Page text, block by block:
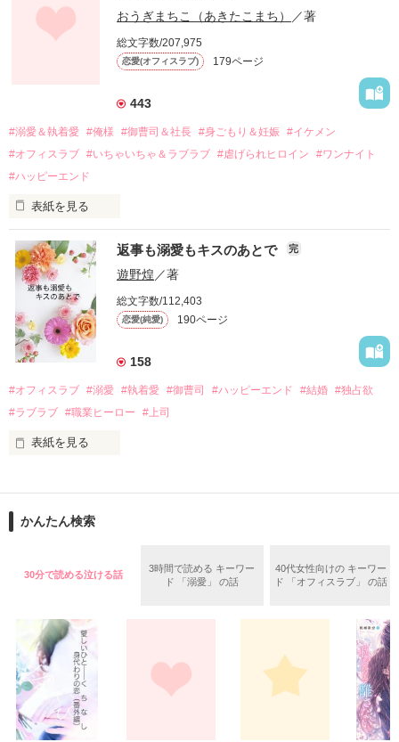
幼なじみの哲平に淡い恋心を抱いていた美桜。
しかし、ある出来事をきっかけに二人の関係は壊れてしまう。
関係修復もできないまま、美桜は両親の離婚によって
引っ越すことになり、哲平とも離れ離れになった。
それから約十二年後。
過去の傷から、二度と会いたくないと思っていた哲平に
運命のような再会を果たす。
酔った勢いで一夜を共にしてしまった。
さらに、美桜が初めてだと知った哲平は
『責任をとる、結婚しよう』と真っ直ぐに告げてきた。
戸惑う美桜とは裏腹に、好きという気持ちを隠すことなく
甘やかしてくる。
そんなある日、哲平は美桜がストーカー被害に
遭っていることを知る。
美桜を守るため、哲平は同居を提案してきて――。
夏木美桜(なつきみお)
鳴海哲平 (なるみてっぺい)
2026.6.5～2026.7.25
＊以前、公開していた話の改稿版です＊
作品を読む
おうぎまちこ（あきたこまち） ／著
総文字数/207,975
恋愛(オフィスラブ) 179ページ
443
#溺愛＆執着愛 #俺様 #御曹司＆社長 #身ごもり＆妊娠 #イケメン
#オフィスラブ #いちゃいちゃ＆ラブラブ #虐げられヒロイン
#ワンナイト
#ハッピーエンド
表紙を見る
おかしな噂を流されて前の職場でうまくいかなかった梅田美
桜は、海外で傷心旅行をしていたところ、日本人美青年と出会
い、酒の勢いもあり一夜限りの関係となる。
帰国後、美桜は新しい職場でワンナイトした美青年と再会。
なんと彼の正体は、とある財閥御曹司にも関わらず、一族を離
れて起業した新進気鋭の実業家、社内でも冷徹だと評判な社長
――御影恭司その人だったのだ――！
なぜか恭司から飼い猫の世話係を命じられた美桜は、猫の世
の関係となってしまい――？
返事も溺愛もキスのあとで 完
遊野煌／著
総文字数/112,403
恋愛(純愛) 190ページ
158
#オフィスラブ #溺愛 #執着愛 #御曹司 #ハッピーエンド #結婚 #独占欲
#ラブラブ #職業ヒーロー #上司
表紙を見る
ションの企画戦略室で働いている。
めた、同期で恋人の石垣守（26）がいるのだが、後輩の姫原由
守と由羅から『便利屋雛子』と馬鹿にされ、一人こっそり泣い
た上、同居まで提案してきて──？
鷹哉『宜しくな、俺の雛子』🦅
雛子『俺の……ひぃ、雛子？！！！』🐥
シゴデキで冷徹な上司が見せる素顔は、なぜか想像以上に甘く
て……🐥💓🦅
かんたん検索
30分で読める泣ける話
3時間で読める キーワー
ド 「溺愛」 の話
40代女性向けの キーワー
ド 「オフィスラブ」 の話